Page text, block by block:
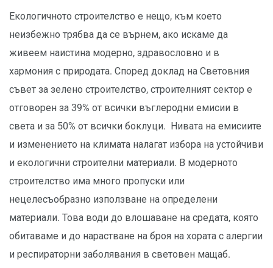
Екологичното строителство е нещо, към което
неизбежно трябва да се върнем, ако искаме да
живеем наистина модерно, здравословно и в
хармония с природата. Според доклад на Световния
съвет за зелено строителство, строителният сектор е
отговорен за 39% от всички въглеродни емисии в
света и за 50% от всички боклуци. Нивата на емисиите
и изменението на климата налагат избора на устойчиви
и екологични строителни материали. В модерното
строителство има много пропуски или
нецелесъобразно използване на определени
материали. Това води до влошаване на средата, която
обитаваме и до нарастване на броя на хората с алергии
и респираторни заболявания в световен мащаб.